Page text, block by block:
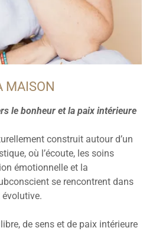
MAISON
le bonheur et la paix intérieure
construit autour d’un
où l’écoute, les soins
émotionnelle et la
se rencontrent dans
de sens et de paix intérieure